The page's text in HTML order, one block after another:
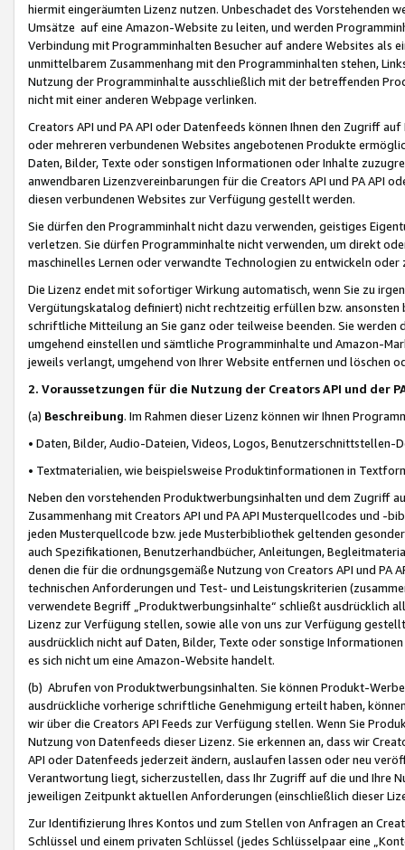
hiermit eingeräumten Lizenz nutzen. Unbeschadet des Vorstehenden
Umsätze auf eine Amazon-Website zu leiten, und werden
Verbindung mit Programminhalten Besucher auf andere Websites als
unmittelbarem Zusammenhang mit den Programminhalten stehen,
Nutzung der Programminhalte ausschließlich mit der betreffenden
nicht mit einer anderen Webpage verlinken.
Creators API und PA API oder Datenfeeds können Ihnen den Zugriff
oder mehreren verbundenen Websites angebotenen Produkte
Daten, Bilder, Texte oder sonstigen Informationen oder Inhalte
anwendbaren Lizenzvereinbarungen für die Creators API und PA API
diesen verbundenen Websites zur Verfügung gestellt werden.
Sie dürfen den Programminhalt nicht dazu verwenden, geistiges
verletzen. Sie dürfen Programminhalte nicht verwenden, um direkt
maschinelles Lernen oder verwandte Technologien zu entwickeln
Die Lizenz endet mit sofortiger Wirkung automatisch, wenn Sie zu
Vergütungskatalog definiert) nicht rechtzeitig erfüllen bzw. ansonsten
schriftliche Mitteilung an Sie ganz oder teilweise beenden. Sie werden
umgehend einstellen und sämtliche Programminhalte und Amazon-
jeweils verlangt, umgehend von Ihrer Website entfernen und löschen
2. Voraussetzungen für die Nutzung der Creators API und der
(a) Beschreibung. Im Rahmen dieser Lizenz können wir Ihnen
• Daten, Bilder, Audio-Dateien, Videos, Logos, Benutzerschnittstellen-
• Textmaterialien, wie beispielsweise Produktinformationen in
Neben den vorstehenden Produktwerbungsinhalten und dem Zugriff
Zusammenhang mit Creators API und PA API Musterquellcodes und
jeden Musterquellcode bzw. jede Musterbibliothek geltenden
auch Spezifikationen, Benutzerhandbücher, Anleitungen,
denen die für die ordnungsgemäße Nutzung von Creators API und PA
technischen Anforderungen und Test- und Leistungskriterien
verwendete Begriff „Produktwerbungsinhalte“ schließt ausdrücklich
Lizenz zur Verfügung stellen, sowie alle von uns zur Verfügung
ausdrücklich nicht auf Daten, Bilder, Texte oder sonstige
es sich nicht um eine Amazon-Website handelt.
(b) Abrufen von Produktwerbungsinhalten. Sie können Produkt-
ausdrückliche vorherige schriftliche Genehmigung erteilt haben,
wir über die Creators API Feeds zur Verfügung stellen. Wenn Sie
Nutzung von Datenfeeds dieser Lizenz. Sie erkennen an, dass wir
API oder Datenfeeds jederzeit ändern, auslaufen lassen oder neu
Verantwortung liegt, sicherzustellen, dass Ihr Zugriff auf die und Ihre
jeweiligen Zeitpunkt aktuellen Anforderungen (einschließlich dieser
Zur Identifizierung Ihres Kontos und zum Stellen von Anfragen an
Schlüssel und einem privaten Schlüssel (jedes Schlüsselpaar eine